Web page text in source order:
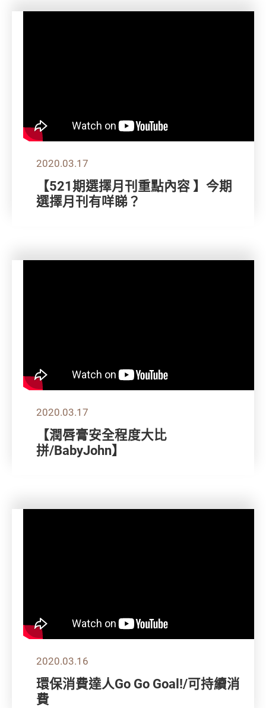
2020.03.17
【521期選擇月刊重點內容 】今期
選擇月刊有咩睇？
2020.03.17
【潤唇膏安全程度大比
拼/BabyJohn】
2020.03.16
環保消費達人Go Go Goal!/可持續消
費